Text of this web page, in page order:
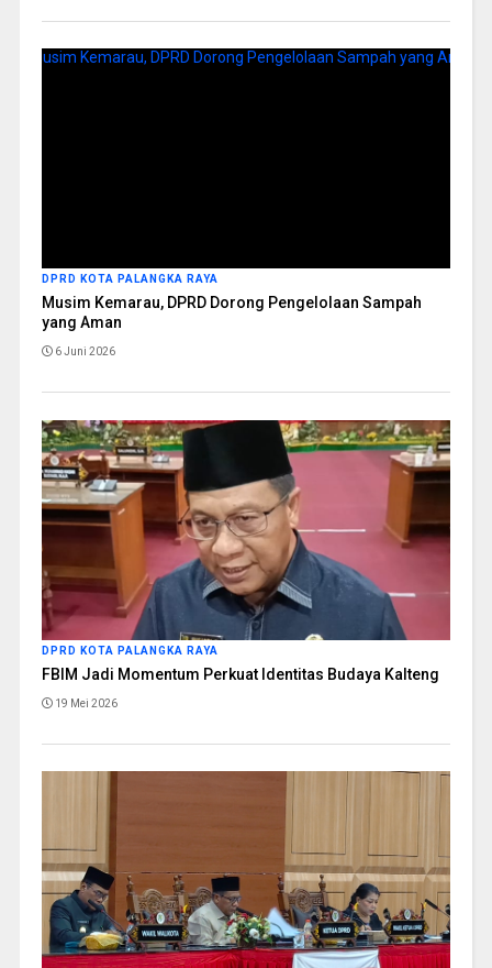
DPRD KOTA PALANGKA RAYA
Musim Kemarau, DPRD Dorong Pengelolaan Sampah
yang Aman
6 Juni 2026
DPRD KOTA PALANGKA RAYA
FBIM Jadi Momentum Perkuat Identitas Budaya Kalteng
19 Mei 2026